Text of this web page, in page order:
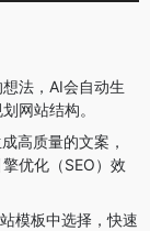
想法，AI会自动生
网站结构。
高质量的文案，
优化（SEO）效
模板中选择，快速